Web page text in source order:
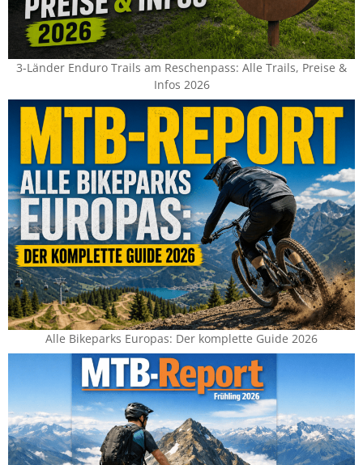
3-Länder Enduro Trails am Reschenpass: Alle Trails, Preise &
Infos 2026
Alle Bikeparks Europas: Der komplette Guide 2026